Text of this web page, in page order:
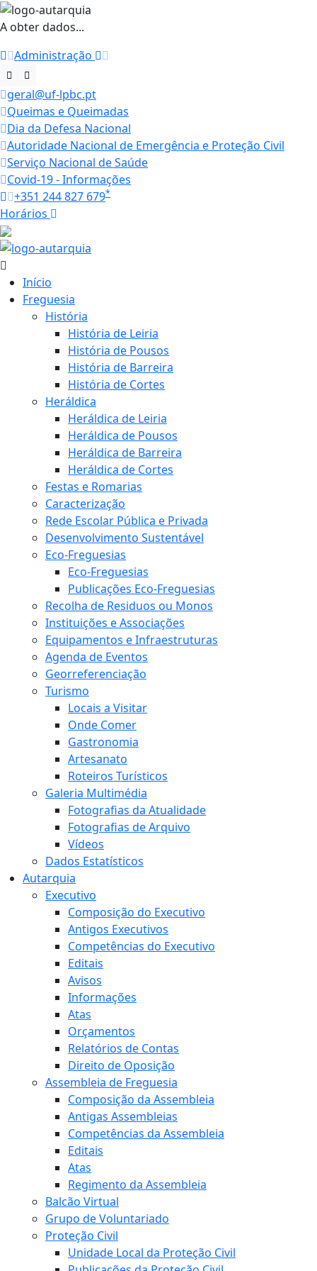
A obter dados...
Administração
geral@uf-lpbc.pt
Queimas e Queimadas
Dia da Defesa Nacional
Autoridade Nacional de Emergência e Proteção Civil
Serviço Nacional de Saúde
Covid-19 - Informações
+351 244 827 679*
Horários
Início
Freguesia
História
História de Leiria
História de Pousos
História de Barreira
História de Cortes
Heráldica
Heráldica de Leiria
Heráldica de Pousos
Heráldica de Barreira
Heráldica de Cortes
Festas e Romarias
Caracterização
Rede Escolar Pública e Privada
Desenvolvimento Sustentável
Eco-Freguesias
Eco-Freguesias
Publicações Eco-Freguesias
Recolha de Residuos ou Monos
Instituições e Associações
Equipamentos e Infraestruturas
Agenda de Eventos
Georreferenciação
Turismo
Locais a Visitar
Onde Comer
Gastronomia
Artesanato
Roteiros Turísticos
Galeria Multimédia
Fotografias da Atualidade
Fotografias de Arquivo
Vídeos
Dados Estatísticos
Autarquia
Executivo
Composição do Executivo
Antigos Executivos
Competências do Executivo
Editais
Avisos
Informações
Atas
Orçamentos
Relatórios de Contas
Direito de Oposição
Assembleia de Freguesia
Composição da Assembleia
Antigas Assembleias
Competências da Assembleia
Editais
Atas
Regimento da Assembleia
Balcão Virtual
Grupo de Voluntariado
Proteção Civil
Unidade Local da Proteção Civil